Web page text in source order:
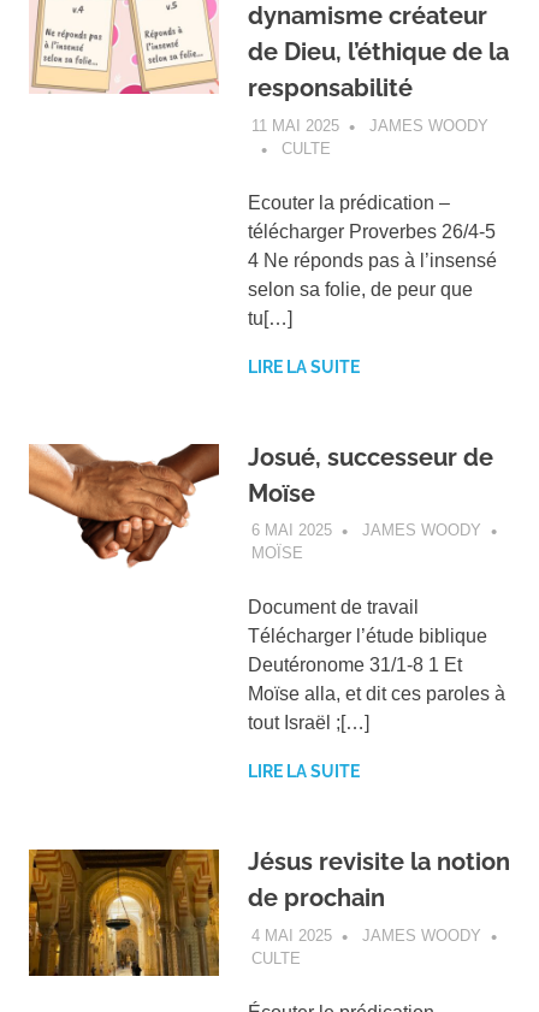
dynamisme créateur
de Dieu, l’éthique de la
responsabilité
11 MAI 2025
JAMES WOODY
CULTE
Ecouter la prédication –
télécharger Proverbes 26/4-5
4 Ne réponds pas à l’insensé
selon sa folie, de peur que
tu[…]
LIRE LA SUITE
Josué, successeur de
Moïse
6 MAI 2025
JAMES WOODY
MOÏSE
Document de travail
Télécharger l’étude biblique
Deutéronome 31/1-8 1 Et
Moïse alla, et dit ces paroles à
tout Israël ;[…]
LIRE LA SUITE
Jésus revisite la notion
de prochain
4 MAI 2025
JAMES WOODY
CULTE